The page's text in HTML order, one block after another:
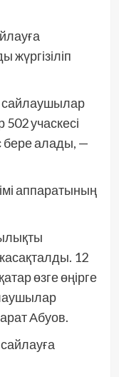
502 учаскесі
алады, —
аппаратының
12
өзге өңірге
Абуов.